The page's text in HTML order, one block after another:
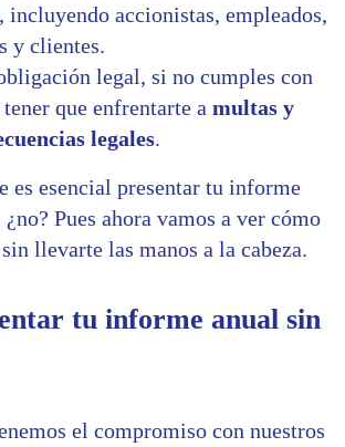
incluyendo accionistas, empleados,
y clientes.
legal, si no cumples con
que enfrentarte a multas y
legales.
es esencial presentar tu informe
Pues ahora vamos a ver cómo
llevarte las manos a la cabeza.
tu informe anual sin
el compromiso con nuestros